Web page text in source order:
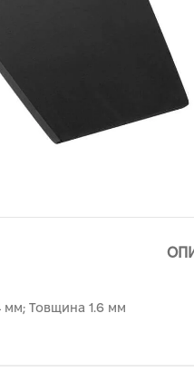
мм; Товщина 1.6 мм